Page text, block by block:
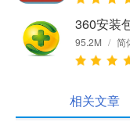
360安装
95.2M / 简
相关文章